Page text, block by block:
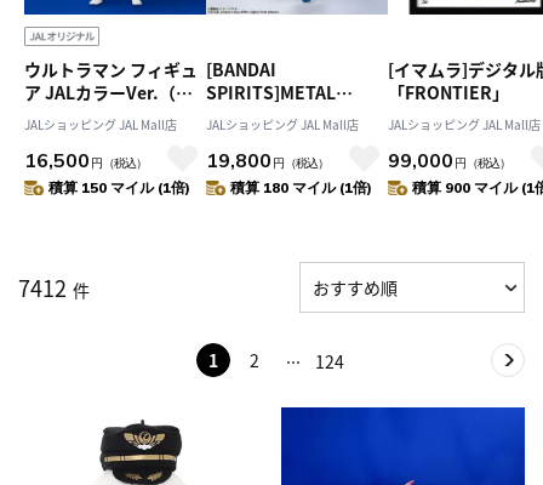
ウルトラマン フィギュ
ア JALカラーVer.（登
場ポーズ）
JALショッピング JAL Mall店
16,500 円 （税込）
積算 150 マイル (1倍)
[BANDAI
SPIRITS]METAL
ROBOT魂 ＜SIDE MS
＞ ストライクフリーダ
ムガンダム
[Re:Coordinate]
JALショッピング JAL Mall店
19,800 円 （税込）
積算 180 マイル (1倍)
[イマムラ]デジタル
「FRONTIER」
JALショッピング JAL Mall店
99,000 円 （税込）
積算 900 マイル (1
7412 件
1 2 124